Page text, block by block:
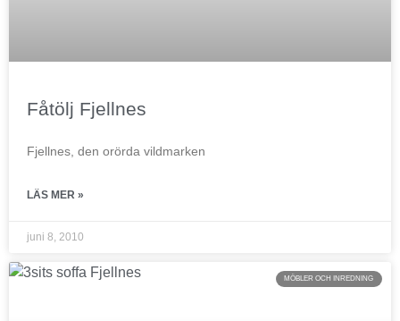
Fåtölj Fjellnes
Fjellnes, den orörda vildmarken
LÄS MER »
juni 8, 2010
MÖBLER OCH INREDNING